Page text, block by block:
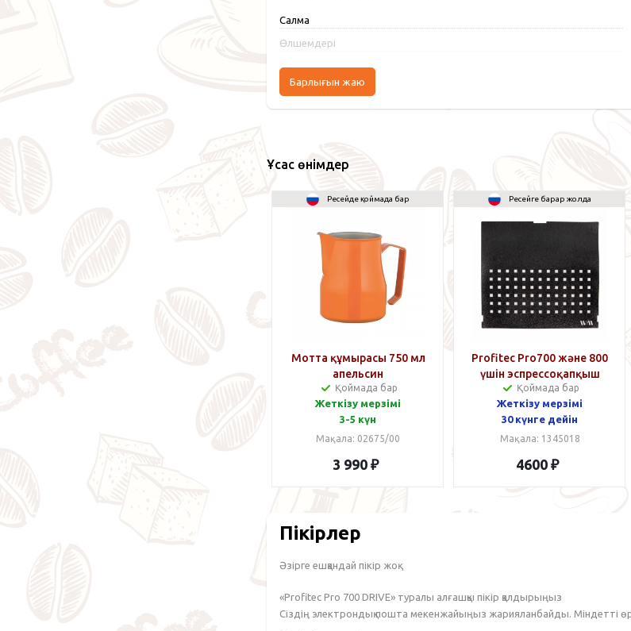
Салмақ
Өлшемдері
Барлығын жаю
Ұқсас өнімдер
Ресейде қоймада бар
Мотта құмырасы 750 мл
апельсин
Қоймада бар
Жеткізу мерзімі
3-5 күн
Мақала: 02675/00
3 990 ₽
Ресейге барар жолда
Profitec Pro700 және 800
үшін эспрессоқапқыш
Қоймада бар
Жеткізу мерзімі
30 күнге дейін
Мақала: 1345018
4600 ₽
Пікірлер
Әзірге ешқандай пікір жоқ.
«Profitec Pro 700 DRIVE» туралы алғашқы пікір қалдырыңыз
Сіздің электрондық пошта мекенжайыңыз жарияланбайды. Міндетті